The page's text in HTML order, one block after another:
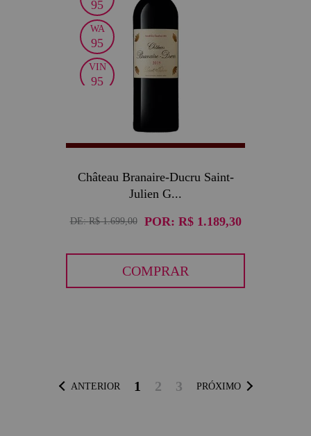
95
WA
95
VIN
95
Château Branaire-Ducru Saint-
Julien G...
DE:R$ 1.699,00 POR: R$ 1.189,30
COMPRAR
ANTERIOR 1 2 3 PRÓXIMO